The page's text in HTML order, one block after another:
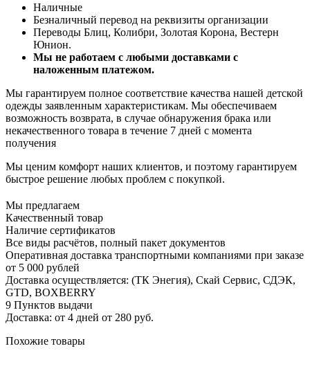
Наличные
Безналичный перевод на реквизиты организации
Переводы Блиц, Колибри, Золотая Корона, Вестерн
Юнион.
Мы не работаем с любыми доставками с
наложенным платежом.
Мы гарантируем полное соответствие качества нашей детской
одежды заявленным характеристикам. Мы обеспечиваем
возможность возврата, в случае обнаружения брака или
некачественного товара в течение 7 дней с момента
получения
Мы ценим комфорт наших клиентов, и поэтому гарантируем
быстрое решение любых проблем с покупкой.
Мы предлагаем
Качественный товар
Наличие сертификатов
Все виды расчётов, полный пакет документов
Оперативная доставка транспортными компаниями при заказе
от 5 000 рублей
Доставка осуществляется: (ТК Энегия), Скай Сервис, СДЭК,
GTD, BOXBERRY
9 Пунктов выдачи
Доставка: от 4 дней от 280 руб.
Похожие товары